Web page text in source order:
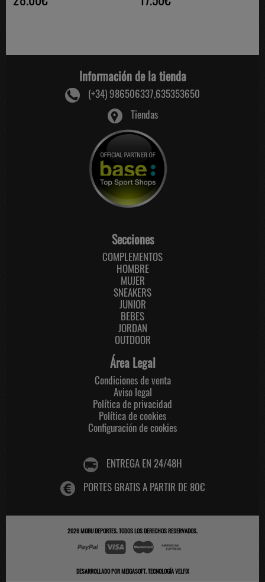
Información de la tienda
(+34) 986506337,635353650
Tiendas
Secciones
COMPLEMENTOS
HOMBRE
MUJER
SNEAKERS
JUNIOR
BEBES
JORDAN
OUTDOOR
Área Legal
Condiciones de venta
Aviso legal
Política de privacidad
Política de cookies
Configuración de cookies
ENTREGA EN 24/48H
PORTES GRATIS A PARTIR DE 80€
2026MOBU DEPORTES. TODOS LOS DERECHOS RESERVADOS.
DESARROLLADO PORMEIGASOFT.TECNOLOGÍA VELFIX